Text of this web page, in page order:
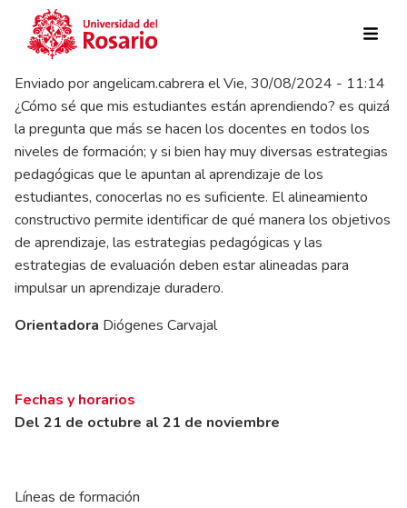
Pasar al contenido principal
Enviado porangelicam.cabrera elVie, 30/08/2024 - 11:14
¿Cómo sé que mis estudiantes están aprendiendo? es quizá
la pregunta que más se hacen los docentes en todos los
niveles de formación; y si bien hay muy diversas estrategias
pedagógicas que le apuntan al aprendizaje de los
estudiantes, conocerlas no es suficiente. El alineamiento
constructivo permite identificar de qué manera los objetivos
de aprendizaje, las estrategias pedagógicas y las
estrategias de evaluación deben estar alineadas para
impulsar un aprendizaje duradero.
Orientadora Diógenes Carvajal
Fechas y horarios
Del 21 de octubre al 21 de noviembre
Líneas de formación